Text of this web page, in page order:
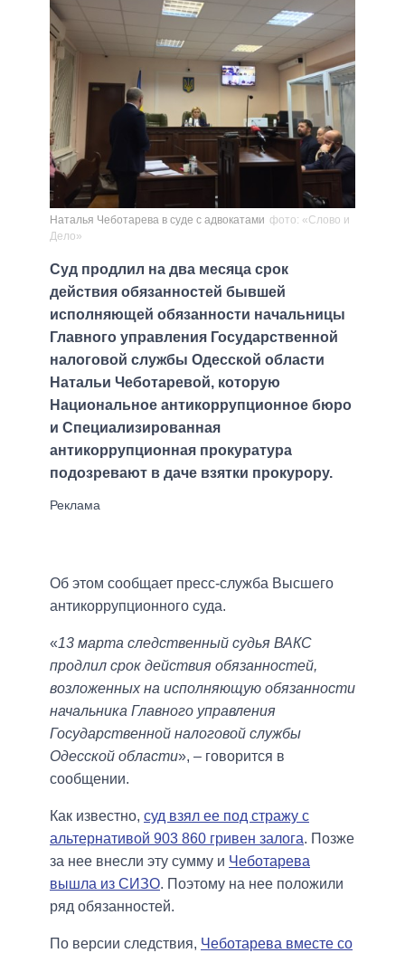
Наталья Чеботарева в суде с адвокатами фото: «Слово и
Дело»
Суд продлил на два месяца срок
действия обязанностей бывшей
исполняющей обязанности начальницы
Главного управления Государственной
налоговой службы Одесской области
Натальи Чеботаревой, которую
Национальное антикоррупционное бюро
и Специализированная
антикоррупционная прокуратура
подозревают в даче взятки прокурору.
Об этом сообщает пресс-служба Высшего
антикоррупционного суда.
«13 марта следственный судья ВАКС
продлил срок действия обязанностей,
возложенных на исполняющую обязанности
начальника Главного управления
Государственной налоговой службы
Одесской области», – говорится в
сообщении.
Как известно, суд взял ее под стражу с
альтернативой 903 860 гривен залога. Позже
за нее внесли эту сумму и Чеботарева
вышла из СИЗО. Поэтому на нее положили
ряд обязанностей.
По версии следствия, Чеботарева вместе со